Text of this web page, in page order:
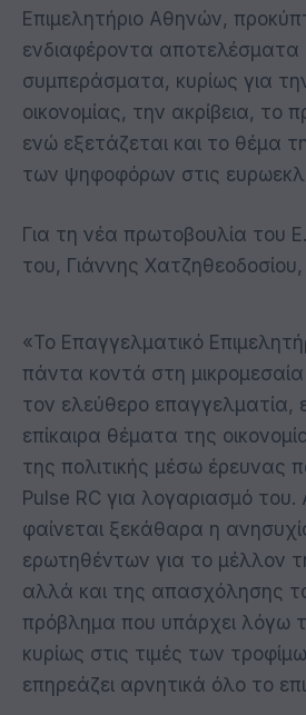
Επιμελητήριο Αθηνών,
ενδιαφέροντα αποτελέσματα
συμπεράσματα, κυρίως για
οικονομίας, την ακρίβεια, το
ενώ εξετάζεται και το θέμα
των ψηφοφόρων στις
Για τη νέα πρωτοβουλία του
του, Γιάννης Χατζηθεοδοσίου,
«Το Επαγγελματικό
πάντα κοντά στη μικρομεσαία
τον ελεύθερο επαγγελματία,
επίκαιρα θέματα της
της πολιτικής μέσω έρευνας
Pulse RC για λογαριασμό
φαίνεται ξεκάθαρα η
ερωτηθέντων για το μέλλον
αλλά και της απασχόλησης
πρόβλημα που υπάρχει λόγω
κυρίως στις τιμές των
επηρεάζει αρνητικά όλο το